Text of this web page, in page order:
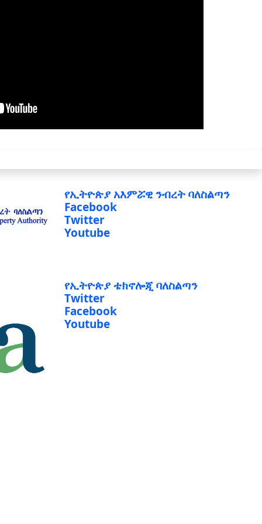
የኢትዮጵያ አእምሯዊ ንብረት ባለስልጣን
Facebook
Twitter
Youtube
የኢትዮጵያ ቴክኖሎጂ ባለስልጣን
Twitter
Facebook
Youtube